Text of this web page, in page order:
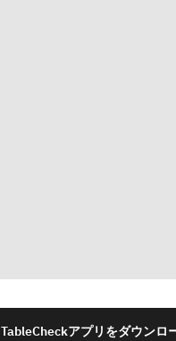
TableCheckアプリをダウンロ